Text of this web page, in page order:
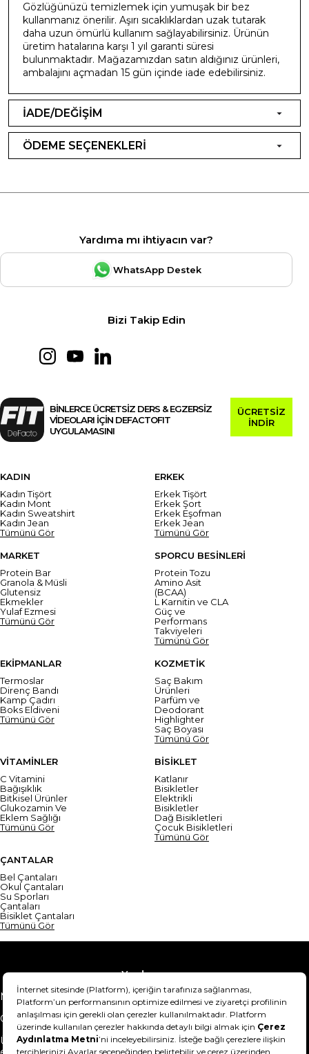
Gözlüğünüzü temizlemek için yumuşak bir bez
kullanmanız önerilir. Aşırı sıcaklıklardan uzak tutarak
daha uzun ömürlü kullanım sağlayabilirsiniz. Ürünün
üretim hatalarına karşı 1 yıl garanti süresi
bulunmaktadır. Mağazamızdan satın aldığınız ürünleri,
ambalajını açmadan 15 gün içinde iade edebilirsiniz.
İADE/DEĞİŞİM
ÖDEME SEÇENEKLERİ
Yardıma mı ihtiyacın var?
WhatsApp Destek
Bizi Takip Edin
BİNLERCE ÜCRETSİZ DERS & EGZERSİZ
VİDEOLARI İÇİN DEFACTOFIT
UYGULAMASINI
ÜCRETSİZ
İNDİR
KADIN
Kadın Tişört
Kadın Mont
Kadın Sweatshirt
Kadın Jean
Tümünü Gör
ERKEK
Erkek Tişört
Erkek Şort
Erkek Eşofman
Erkek Jean
Tümünü Gör
MARKET
Protein Bar
Granola & Müsli
Glutensiz
Ekmekler
Yulaf Ezmesi
Tümünü Gör
SPORCU BESİNLERİ
Protein Tozu
Amino Asit
(BCAA)
L Karnitin ve CLA
Güç ve
Performans
Takviyeleri
Tümünü Gör
EKİPMANLAR
Termoslar
Direnç Bandı
Kamp Çadırı
Boks Eldiveni
Tümünü Gör
KOZMETİK
Saç Bakım
Ürünleri
Parfüm ve
Deodorant
Highlighter
Saç Boyası
Tümünü Gör
VİTAMİNLER
C Vitamini
Bağışıklık
Bitkisel Ürünler
Glukozamin Ve
Eklem Sağlığı
Tümünü Gör
BİSİKLET
Katlanır
Bisikletler
Elektrikli
Bisikletler
Dağ Bisikletleri
Çocuk Bisikletleri
Tümünü Gör
ÇANTALAR
Bel Çantaları
Okul Çantaları
Su Sporları
Çantaları
Bisiklet Çantaları
Tümünü Gör
Yardım
Mesafeli Satış Sözleşmesi
Teslimat Bilgisi
Gizlilik Sözleşmesi
Şartlar & Koşullar
Ürünümü nasıl iade
Hakkımızda